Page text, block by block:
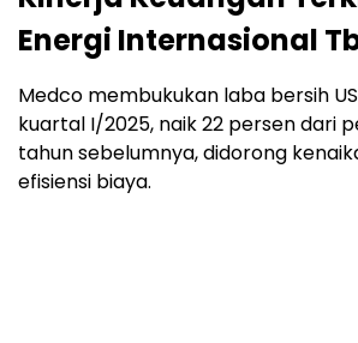
Energi Internasional
Medco membukukan laba bersih
kuartal I/2025, naik 22 persen dari
tahun sebelumnya, didorong
efisiensi biaya.